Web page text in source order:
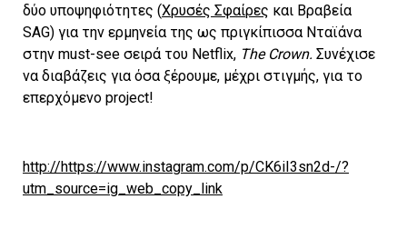
δύο υποψηφιότητες (Χρυσές Σφαίρες και Βραβεία
SAG) για την ερμηνεία της ως πριγκίπισσα Νταϊάνα
στην must-see σειρά του Netflix, The Crown. Συνέχισε
να διαβάζεις για όσα ξέρουμε, μέχρι στιγμής, για το
επερχόμενο project!
http://https://www.instagram.com/p/CK6iI3sn2d-/?
utm_source=ig_web_copy_link